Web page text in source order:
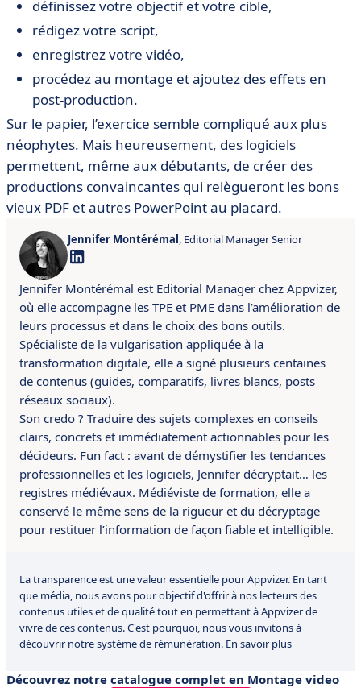
définissez votre objectif et votre cible,
rédigez votre script,
enregistrez votre vidéo,
procédez au montage et ajoutez des effets en
post-production.
Sur le papier, l’exercice semble compliqué aux plus
néophytes. Mais heureusement, des logiciels
permettent, même aux débutants, de créer des
productions convaincantes qui relègueront les bons
vieux PDF et autres PowerPoint au placard.
Jennifer Montérémal, Editorial Manager Senior
Jennifer Montérémal est Editorial Manager chez Appvizer,
où elle accompagne les TPE et PME dans l’amélioration de
leurs processus et dans le choix des bons outils.
Spécialiste de la vulgarisation appliquée à la
transformation digitale, elle a signé plusieurs centaines
de contenus (guides, comparatifs, livres blancs, posts
réseaux sociaux).
Son credo ? Traduire des sujets complexes en conseils
clairs, concrets et immédiatement actionnables pour les
décideurs. Fun fact : avant de démystifier les tendances
professionnelles et les logiciels, Jennifer décryptait… les
registres médiévaux. Médiéviste de formation, elle a
conservé le même sens de la rigueur et du décryptage
pour restituer l’information de façon fiable et intelligible.
La transparence est une valeur essentielle pour Appvizer. En tant
que média, nous avons pour objectif d'offrir à nos lecteurs des
contenus utiles et de qualité tout en permettant à Appvizer de
vivre de ces contenus. C'est pourquoi, nous vous invitons à
découvrir notre système de rémunération. En savoir plus
Découvrez notre catalogue complet en Montage video